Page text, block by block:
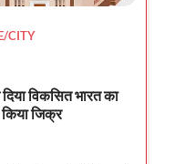
CITY
विकसित भारत का
जिक्र